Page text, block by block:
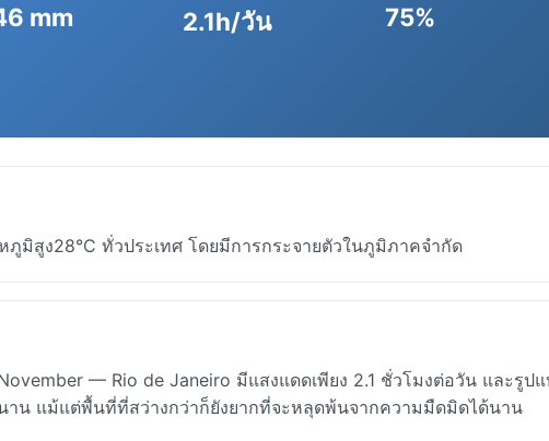
mm 2.1h/วัน 75%
สูง28°C ทั่วประเทศ โดยมีการกระจายตัวในภูมิภาคจำกัด
— Rio de Janeiro มีแสงแดดเพียง 2.1 ชั่วโมงต่อวัน และรูป
น แม้แต่พื้นที่ที่สว่างกว่าก็ยังยากที่จะหลุดพ้นจากความมืดมิดได้นาน